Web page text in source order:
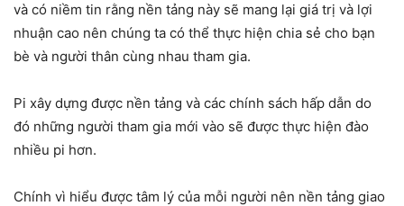
và có niềm tin rằng nền tảng này sẽ mang lại giá trị và lợi
nhuận cao nên chúng ta có thể thực hiện chia sẻ cho bạn
bè và người thân cùng nhau tham gia.
Pi xây dựng được nền tảng và các chính sách hấp dẫn do
đó những người tham gia mới vào sẽ được thực hiện đào
nhiều pi hơn.
Chính vì hiểu được tâm lý của mỗi người nên nền tảng giao